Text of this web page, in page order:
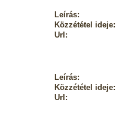
Leírás:
Közzététel ideje:
Url:
Leírás:
Közzététel ideje:
Url: